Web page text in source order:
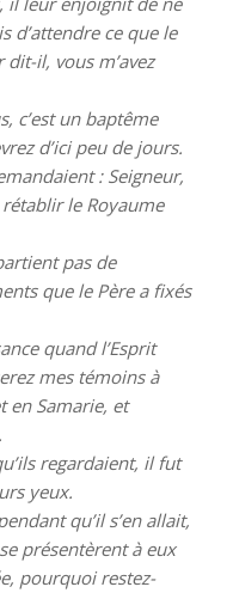
d’attendre ce que le
il, vous m’avez
c’est un baptême
d’ici peu de jours.
: Seigneur,
le Royaume
pas de
que le Père a fixés
quand l’Esprit
mes témoins à
en Samarie, et
regardaient, il fut
yeux.
qu’il s’en allait,
présentèrent à eux
pourquoi restez-